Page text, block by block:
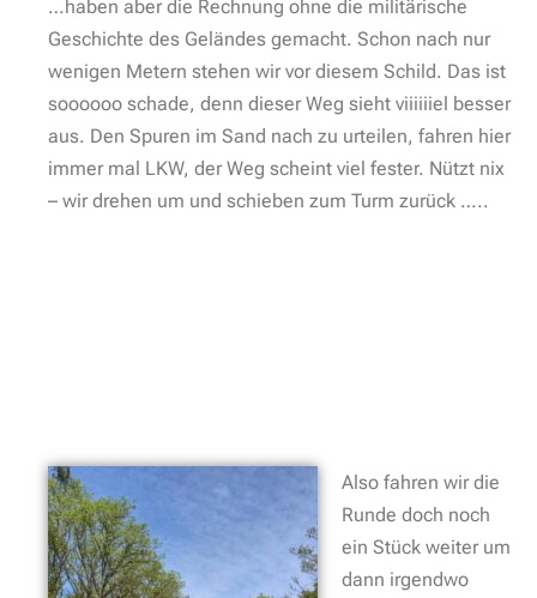
…haben aber die Rechnung ohne die militärische
Geschichte des Geländes gemacht. Schon nach nur
wenigen Metern stehen wir vor diesem Schild. Das ist
soooooo schade, denn dieser Weg sieht viiiiiiel besser
aus. Den Spuren im Sand nach zu urteilen, fahren hier
immer mal LKW, der Weg scheint viel fester. Nützt nix
– wir drehen um und schieben zum Turm zurück …..
Also fahren wir die
Runde doch noch
ein Stück weiter um
dann irgendwo